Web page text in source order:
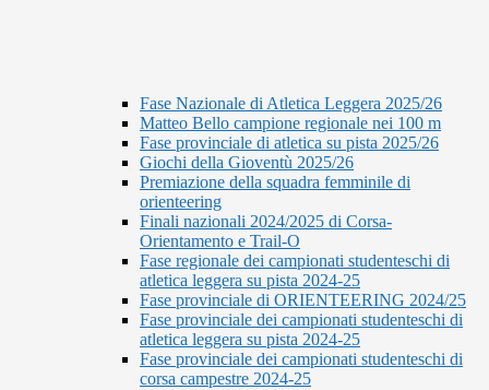
Fase Nazionale di Atletica Leggera 2025/26
Matteo Bello campione regionale nei 100 m
Fase provinciale di atletica su pista 2025/26
Giochi della Gioventù 2025/26
Premiazione della squadra femminile di
orienteering
Finali nazionali 2024/2025 di Corsa-
Orientamento e Trail-O
Fase regionale dei campionati studenteschi di
atletica leggera su pista 2024-25
Fase provinciale di ORIENTEERING 2024/25
Fase provinciale dei campionati studenteschi di
atletica leggera su pista 2024-25
Fase provinciale dei campionati studenteschi di
corsa campestre 2024-25